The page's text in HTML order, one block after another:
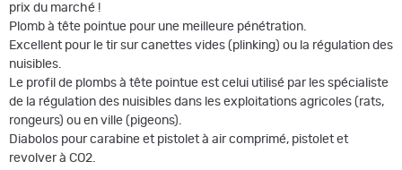
prix du marché !
Plomb à tête pointue pour une meilleure pénétration.
Excellent pour le tir sur canettes vides (plinking) ou la régulation des
nuisibles.
Le profil de plombs à tête pointue est celui utilisé par les spécialiste
de la régulation des nuisibles dans les exploitations agricoles (rats,
rongeurs) ou en ville (pigeons).
Diabolos pour carabine et pistolet à air comprimé, pistolet et
revolver à CO2.